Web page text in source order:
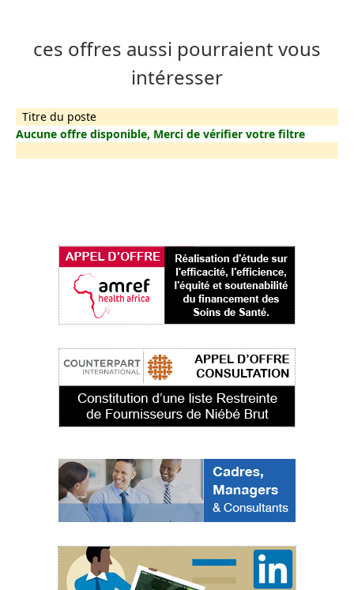
ces offres aussi pourraient vous
intéresser
Titre du poste
Aucune offre disponible, Merci de vérifier votre filtre